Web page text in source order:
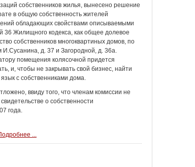
собственников жилья, вынесено решение
в общую собственность жителей
обладающих свойствами описываемыми
36 Жилищного кодекса, как общее долевое
собственников многоквартиных домов, по
И.Сусанина, д. 37 и Загородной, д. 36а.
помещения колясочной придется
и, чтобы не закрывать свой бизнес, найти
с собственниками дома.
ввиду того, что членам комиссии не
о собственности
года.
...